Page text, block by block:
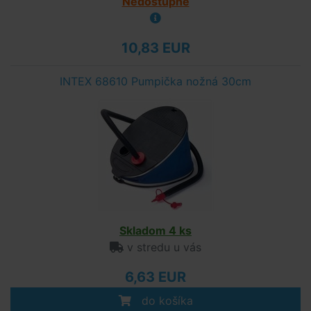
10,83 EUR
INTEX 68610 Pumpička nožná 30cm
Skladom 4 ks
v stredu u vás
6,63 EUR
do košíka